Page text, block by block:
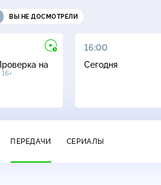
ВЫ НЕ ДОСМОТРЕЛИ
на
16+
16:00
Сегодня
ПЕРЕДАЧИ СЕРИАЛЫ